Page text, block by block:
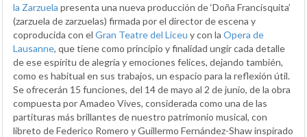
la Zarzuela presenta una nueva producción de ‘Doña Francisquita’
(zarzuela de zarzuelas) firmada por el director de escena y
coproducida con el Gran Teatre del Liceu y con la Opera de
Lausanne, que tiene como principio y finalidad ungir cada detalle
de ese espíritu de alegría y emociones felices, dejando también,
como es habitual en sus trabajos, un espacio para la reflexión útil.
Se ofrecerán 15 funciones, del 14 de mayo al 2 de junio, de la obra
compuesta por Amadeo Vives, considerada como una de las
partituras más brillantes de nuestro patrimonio musical, con
libreto de Federico Romero y Guillermo Fernández-Shaw inspirado